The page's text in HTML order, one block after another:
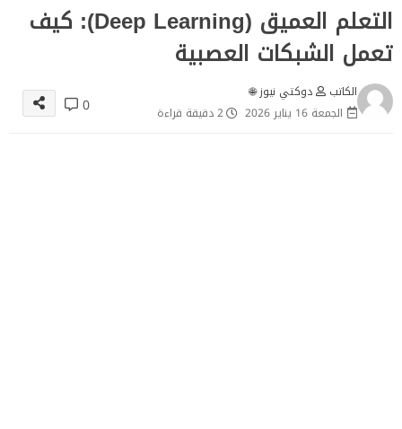
التعلم العميق (Deep Learning): كيف
تعمل الشبكات العصبية
الكاتب
دوكتي نيوز 🌐
الجمعة 16 يناير 2026
2 دقيقة قراءة 0